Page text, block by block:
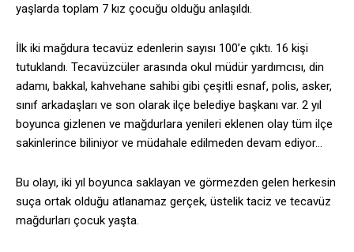
yaşlarda toplam 7 kız çocuğu olduğu anlaşıldı.
İlk iki mağdura tecavüz edenlerin sayısı 100’e çıktı. 16 kişi
tutuklandı. Tecavüzcüler arasında okul müdür yardımcısı, din
adamı, bakkal, kahvehane sahibi gibi çeşitli esnaf, polis, asker,
sınıf arkadaşları ve son olarak ilçe belediye başkanı var. 2 yıl
boyunca gizlenen ve mağdurlara yenileri eklenen olay tüm ilçe
sakinlerince biliniyor ve müdahale edilmeden devam ediyor…
Bu olayı, iki yıl boyunca saklayan ve görmezden gelen herkesin
suça ortak olduğu atlanamaz gerçek, üstelik taciz ve tecavüz
mağdurları çocuk yaşta.